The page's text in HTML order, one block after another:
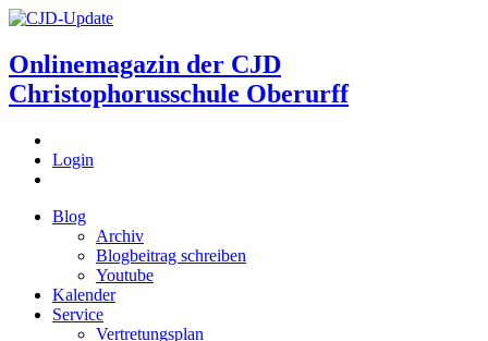
Onlinemagazin der CJD
Christophorusschule Oberurff
Login
Blog
Archiv
Blogbeitrag schreiben
Youtube
Kalender
Service
Vertretungsplan